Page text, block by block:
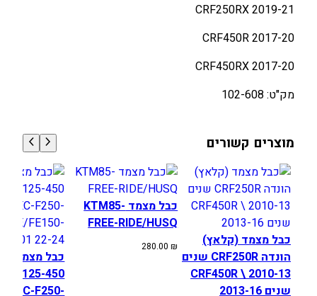
0
/
5
R
R
X
1
7
2
1
2019-21 CRF250RX
2017-20 CRF450R
2017-20 CRF450RX
מק"ט: 102-608
מוצרים קשורים
כבל מצמד (קלאץ)
הונדה CRF250R שנים
2010-13 \ CRF450R
שנים 2013-16
כבל מצמד KTM85-
FREE-RIDE/HUSQ
280.00₪
כבל מצמד
125-450
EC-F250-